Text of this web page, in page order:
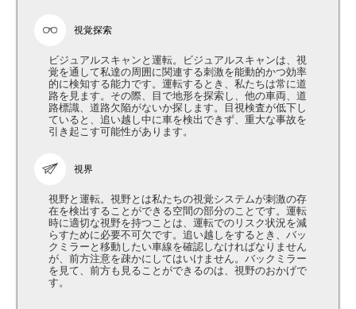
視覚探索
ビジュアルスキャンと運転。ビジュアルスキャンは、視
覚を通して私達の周囲に関連する刺激を能動的かつ効率
的に検知する能力です。運転するとき、私たちは常に道
路を見ます。その際、目で地形を探索し、他の車両、道
路標識、道路欠陥がないか探します。目視検査が低下し
ていると、追い越し中に車を検出できず、重大な事故を
引き起こす可能性があります。
視界
視野と運転。視野とは私たちの視覚システムが刺激の存
在を検出することができる空間の部分のことです。運転
時に適切な視野を持つことは、運転でのリスク状況を減
らすために必要不可欠です。追い越しをするとき、バッ
クミラーと移動したい車線を確認しなければなりません
が、前方注意を疎かにしてはいけません。バックミラー
を見て、前方も見ることができるのは、視野のおかげで
す。